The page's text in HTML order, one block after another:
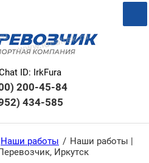
ID: IrkFura
200-45-84
434-585
Наши работы / Наши работы |
Иркутск